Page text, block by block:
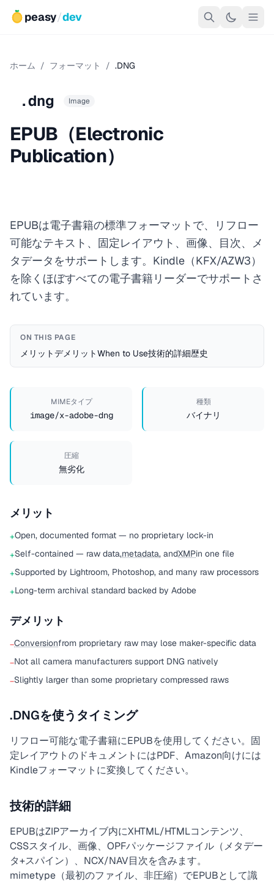
peasy/dev
ホーム / フォーマット / .DNG
.dng Image
EPUB（Electronic
Publication）
EPUBは電子書籍の標準フォーマットで、リフロー
可能なテキスト、固定レイアウト、画像、目次、メ
タデータをサポートします。Kindle（KFX/AZW3）
を除くほぼすべての電子書籍リーダーでサポートさ
れています。
ON THIS PAGE
メリットデメリットWhen to Use技術的詳細歴史
MIMEタイプ
image/x-adobe-dng
種類
バイナリ
圧縮
無劣化
メリット
+Open, documented format — no proprietary lock-in
+Self-contained — raw data,metadata, andXMPin one file
+Supported by Lightroom, Photoshop, and many raw processors
+Long-term archival standard backed by Adobe
デメリット
−Conversionfrom proprietary raw may lose maker-specific data
−Not all camera manufacturers support DNG natively
−Slightly larger than some proprietary compressed raws
.DNGを使うタイミング
リフロー可能な電子書籍にEPUBを使用してください。固
定レイアウトのドキュメントにはPDF、Amazon向けには
Kindleフォーマットに変換してください。
技術的詳細
EPUBはZIPアーカイブ内にXHTML/HTMLコンテンツ、
CSSスタイル、画像、OPFパッケージファイル（メタデー
タ+スパイン）、NCX/NAV目次を含みます。
mimetype（最初のファイル、非圧縮）でEPUBとして識